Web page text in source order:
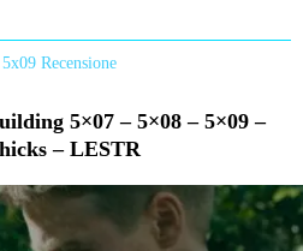
5×07 – 5×08 – 5×09 –
– LESTR